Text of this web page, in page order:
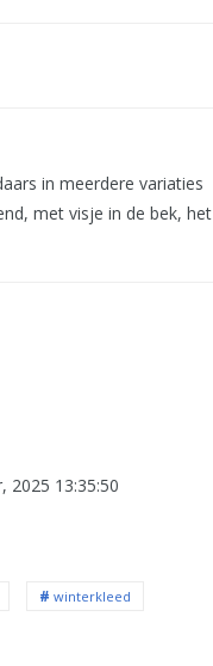
in meerdere variaties
met visje in de bek, het
2025 13:35:50
winterkleed